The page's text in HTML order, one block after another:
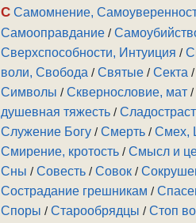
С Самомнение,
Самооправдание /
Сверхспособности, Интуиция /
воли, Свобода /Святые /Секта
Символы /Сквернословие, мат
душевная тяжесть /
Служение Богу /Смерть /Смех,
Смирение, кротость /Смысл и
Сны /Совесть /Совок /
Сострадание грешникам /
Споры /Старообрядцы /Стоп